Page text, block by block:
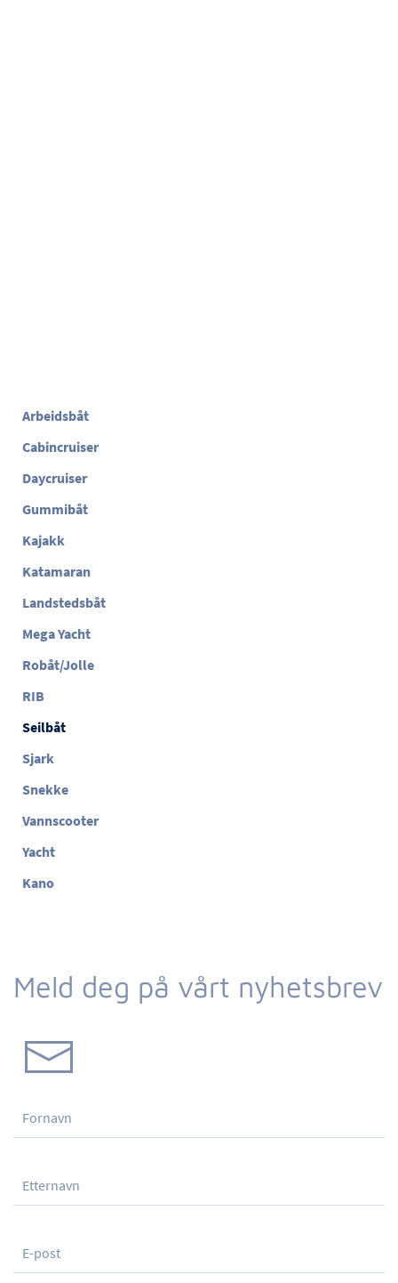
Arbeidsbåt
Cabincruiser
Daycruiser
Gummibåt
Kajakk
Katamaran
Landstedsbåt
Mega Yacht
Robåt/Jolle
RIB
Seilbåt
Sjark
Snekke
Vannscooter
Yacht
Kano
Meld deg på vårt nyhetsbrev